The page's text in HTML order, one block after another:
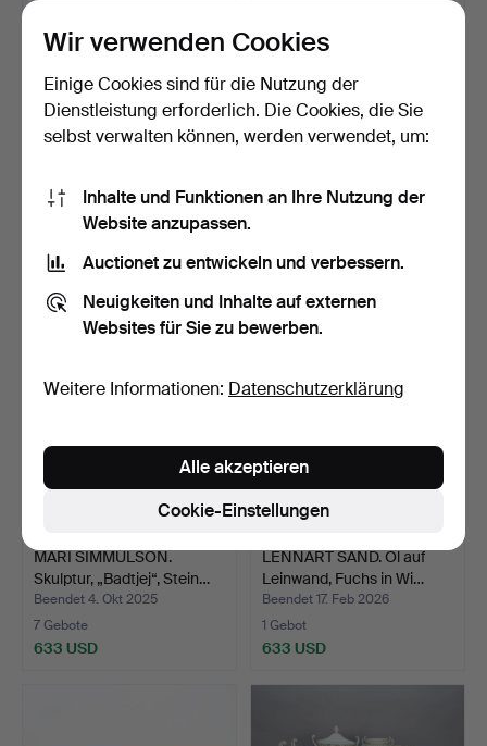
SOFA - Furinova Smile,
olivgrüner Stoff.
Beendet 1. Dez 2025
7 Gebote
SOFA - Furinova Smile,
Olivergrüner Stoff.
20 Gebote
MARI SIMMULSON.
Skulptur, „Badtjej“, Stein…
Beendet 4. Okt 2025
7 Gebote
633 USD
LENNART SAND. Öl auf
Leinwand, Fuchs in Wi…
Beendet 17. Feb 2026
1 Gebot
633 USD
Wir verwenden Cookies
Einige Cookies sind für die Nutzung der
Dienstleistung erforderlich. Die Cookies, die Sie
selbst verwalten können, werden verwendet, um:
Inhalte und Funktionen an Ihre Nutzung der
Website anzupassen.
Auctionet zu entwickeln und verbessern.
Neuigkeiten und Inhalte auf externen
Websites für Sie zu bewerben.
Weitere Informationen: Datenschutzerklärung
Cookie-Einstellungen
Alle akzeptieren